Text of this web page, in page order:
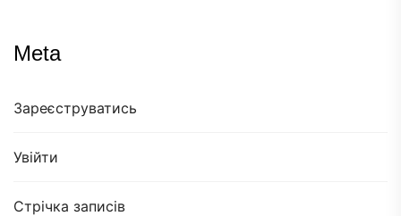
Meta
Зареєструватись
Увійти
Стрічка записів